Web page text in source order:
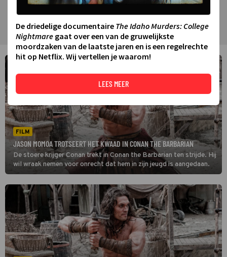
FILM
JASON MOMOA TROTSEERT HET KWAAD IN CONAN THE BARBARIAN
De stoere krijger Conan trekt in Conan the Barbarian ten strijde. Hij
wil wraak nemen voor onrecht dat hem in zijn jeugd is aangedaan.
De driedelige documentaire The Idaho Murders: College
Nightmare gaat over een van de gruwelijkste
moordzaken van de laatste jaren en is een regelrechte
hit op Netflix. Wij vertellen je waarom!
LEES MEER